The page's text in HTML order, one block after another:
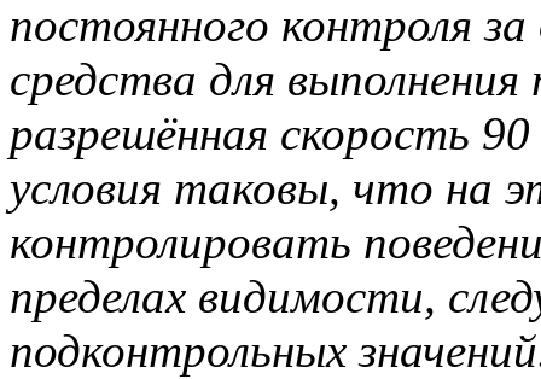
постоянного контроля
средства для
разрешённая скорость
условия таковы, что на
контролировать
пределах видимости,
подконтрольных